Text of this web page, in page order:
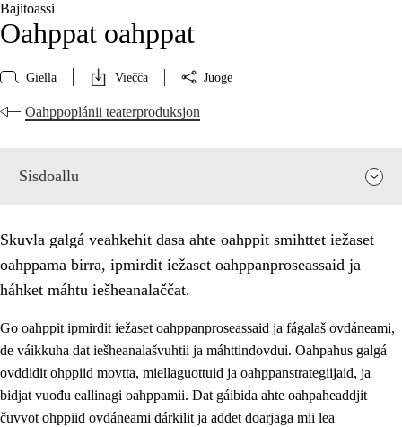
Bajitoassi
Oahppat oahppat
Giella Viečča Juoge
Oahppoplánii teaterproduksjon
Sisdoallu
Skuvla galgá veahkehit dasa ahte oahppit smihttet iežaset
oahppama birra, ipmirdit iežaset oahppanproseassaid ja
háhket máhtu iešheanalaččat.
Go oahppit ipmirdit iežaset oahppanproseassaid ja fágalaš ovdáneami,
de váikkuha dat iešheanalašvuhtii ja máhttindovdui. Oahpahus galgá
ovddidit ohppiid movtta, miellaguottuid ja oahppanstrategiijaid, ja
bidjat vuođu eallinagi oahppamii. Dat gáibida ahte oahpaheaddjit
čuvvot ohppiid ovdáneami dárkilit ja addet doarjaga mii lea